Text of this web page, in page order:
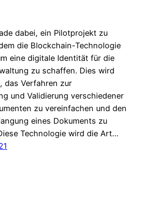
dabei, ein Pilotprojekt zu
die Blockchain-Technologie
eine digitale Identität für die
zu schaffen. Dies wird
das Verfahren zur
und Validierung verschiedener
zu vereinfachen und den
eines Dokuments zu
Technologie wird die Art…